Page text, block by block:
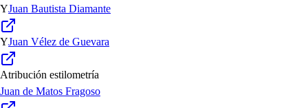
YJuan Bautista Diamante
YJuan Vélez de Guevara
Atribución estilometría
Juan de Matos Fragoso